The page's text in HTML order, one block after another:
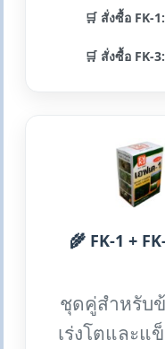
🛒 สั่งซื้อ FK-1:
🛒 สั่งซื้อ FK-3:
🌾 FK-1 +
ชุดคู่สำหรับข้
เร่งโตและแ